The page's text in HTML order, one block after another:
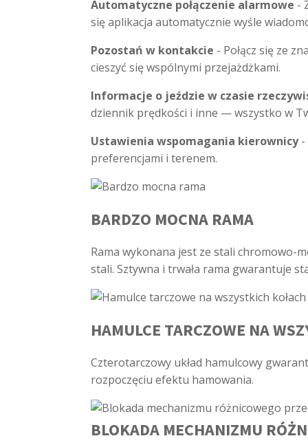
Automatyczne połączenie alarmowe -
się aplikacja automatycznie wyśle
Pozostań w kontakcie - Połącz się ze
cieszyć się wspólnymi przejażdżkami.
Informacje o jeździe w czasie
dziennik prędkości i inne — wszystko w
Ustawienia wspomagania kierownicy-
preferencjami i terenem.
BARDZO MOCNA RAMA
Rama wykonana jest ze stali chromowo-
stali. Sztywna i trwała rama gwarantuje
HAMULCE TARCZOWE NA
Czterotarczowy układ hamulcowy
rozpoczęciu efektu hamowania.
BLOKADA MECHANIZMU